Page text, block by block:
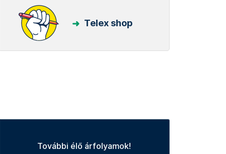
Telex shop
További élő árfolyamok!